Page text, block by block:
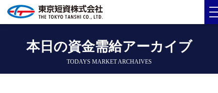
本日の資金需給アーカイブ
TODAYS MARKET ARCHAIVES